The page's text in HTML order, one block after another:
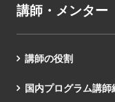
講師・メンター
講師の役割
国内プログラム講師